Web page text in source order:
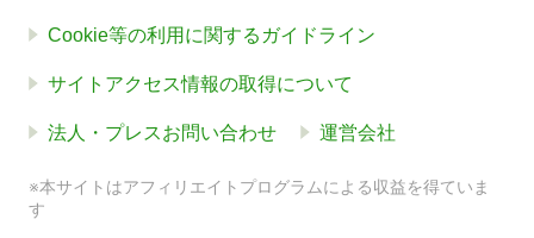
Cookie等の利用に関するガイドライン
サイトアクセス情報の取得について
法人・プレスお問い合わせ 運営会社
※本サイトはアフィリエイトプログラムによる収益を得ていま
す